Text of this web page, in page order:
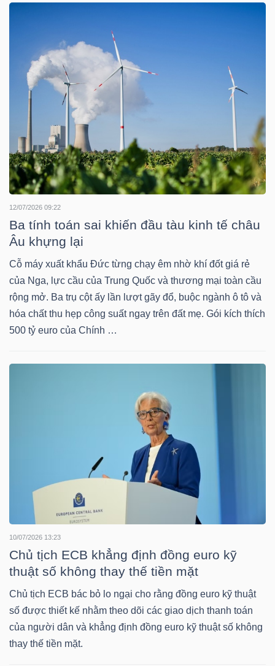
12/07/2026 09:22
Ba tính toán sai khiến đầu tàu kinh tế châu
Âu khựng lại
Cỗ máy xuất khẩu Đức từng chạy êm nhờ khí đốt giá rẻ
của Nga, lực cầu của Trung Quốc và thương mại toàn cầu
rộng mở. Ba trụ cột ấy lần lượt gãy đổ, buộc ngành ô tô và
hóa chất thu hẹp công suất ngay trên đất mẹ. Gói kích thích
500 tỷ euro của Chính …
10/07/2026 13:23
Chủ tịch ECB khẳng định đồng euro kỹ
thuật số không thay thế tiền mặt
Chủ tịch ECB bác bỏ lo ngại cho rằng đồng euro kỹ thuật
số được thiết kế nhằm theo dõi các giao dịch thanh toán
của người dân và khẳng định đồng euro kỹ thuật số không
thay thế tiền mặt.
TRUY
XUẤT
Ngành
(-)
VS-
SECTOR
NĂNG
LƯỢNG
CÔNG
NGHIỆP